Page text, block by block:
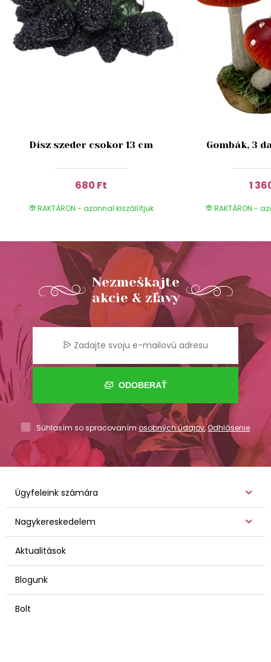
Dísz szeder csokor 13 cm
680 Ft
RAKTÁRON - azonnal kiszállítjuk
Gombák, 3
1
RAKTÁRON -
Nezmeškajte
akcie & zľavy
ODOBERAŤ
Súhlasím so spracovaním osobných údajov,Odhlásenie
Ügyfeleink számára
Nagykereskedelem
Aktualitások
Blogunk
Bolt